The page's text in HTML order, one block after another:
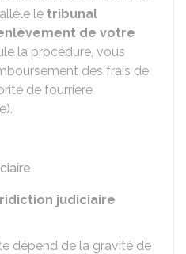
le tribunal
de votre
la procédure, vous
des frais de
de fourrière
judiciaire
dépend de la gravité de